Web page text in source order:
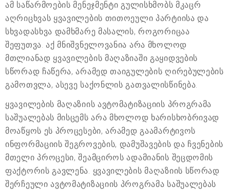
ამ საწარმოების მენეჯმენტი გულისხმობს მკაცრ
აღრიცხვას ყვავილების თითოეული პარტიისა და
სხვადასხვა დამხმარე მასალის, როგორიცაა
შეფუთვა. აქ მნიშვნელოვანია არა მხოლოდ
მთლიანად ყვავილების მაღაზიაში გაყიდვების
სწორად ჩაწერა, არამედ თაიგულების ღირებულების
გამოთვლა, ასევე საქონლის გათვალისწინება.
ყვავილების მაღაზიის ავტომატიზაციის პროგრამა
საშუალებას მისცემს არა მხოლოდ ხარისხობრივად
მოაწყოს ეს პროცესები, არამედ გაამარტივოს
ინფორმაციის შეგროვების, დამუშავების და ჩვენების
მთელი პროცესი, შეამციროს ადამიანის შეცდომის
ფაქტორის გავლენა. ყვავილების მაღაზიის სწორად
შერჩეული ავტომატიზაციის პროგრამა საშუალებას